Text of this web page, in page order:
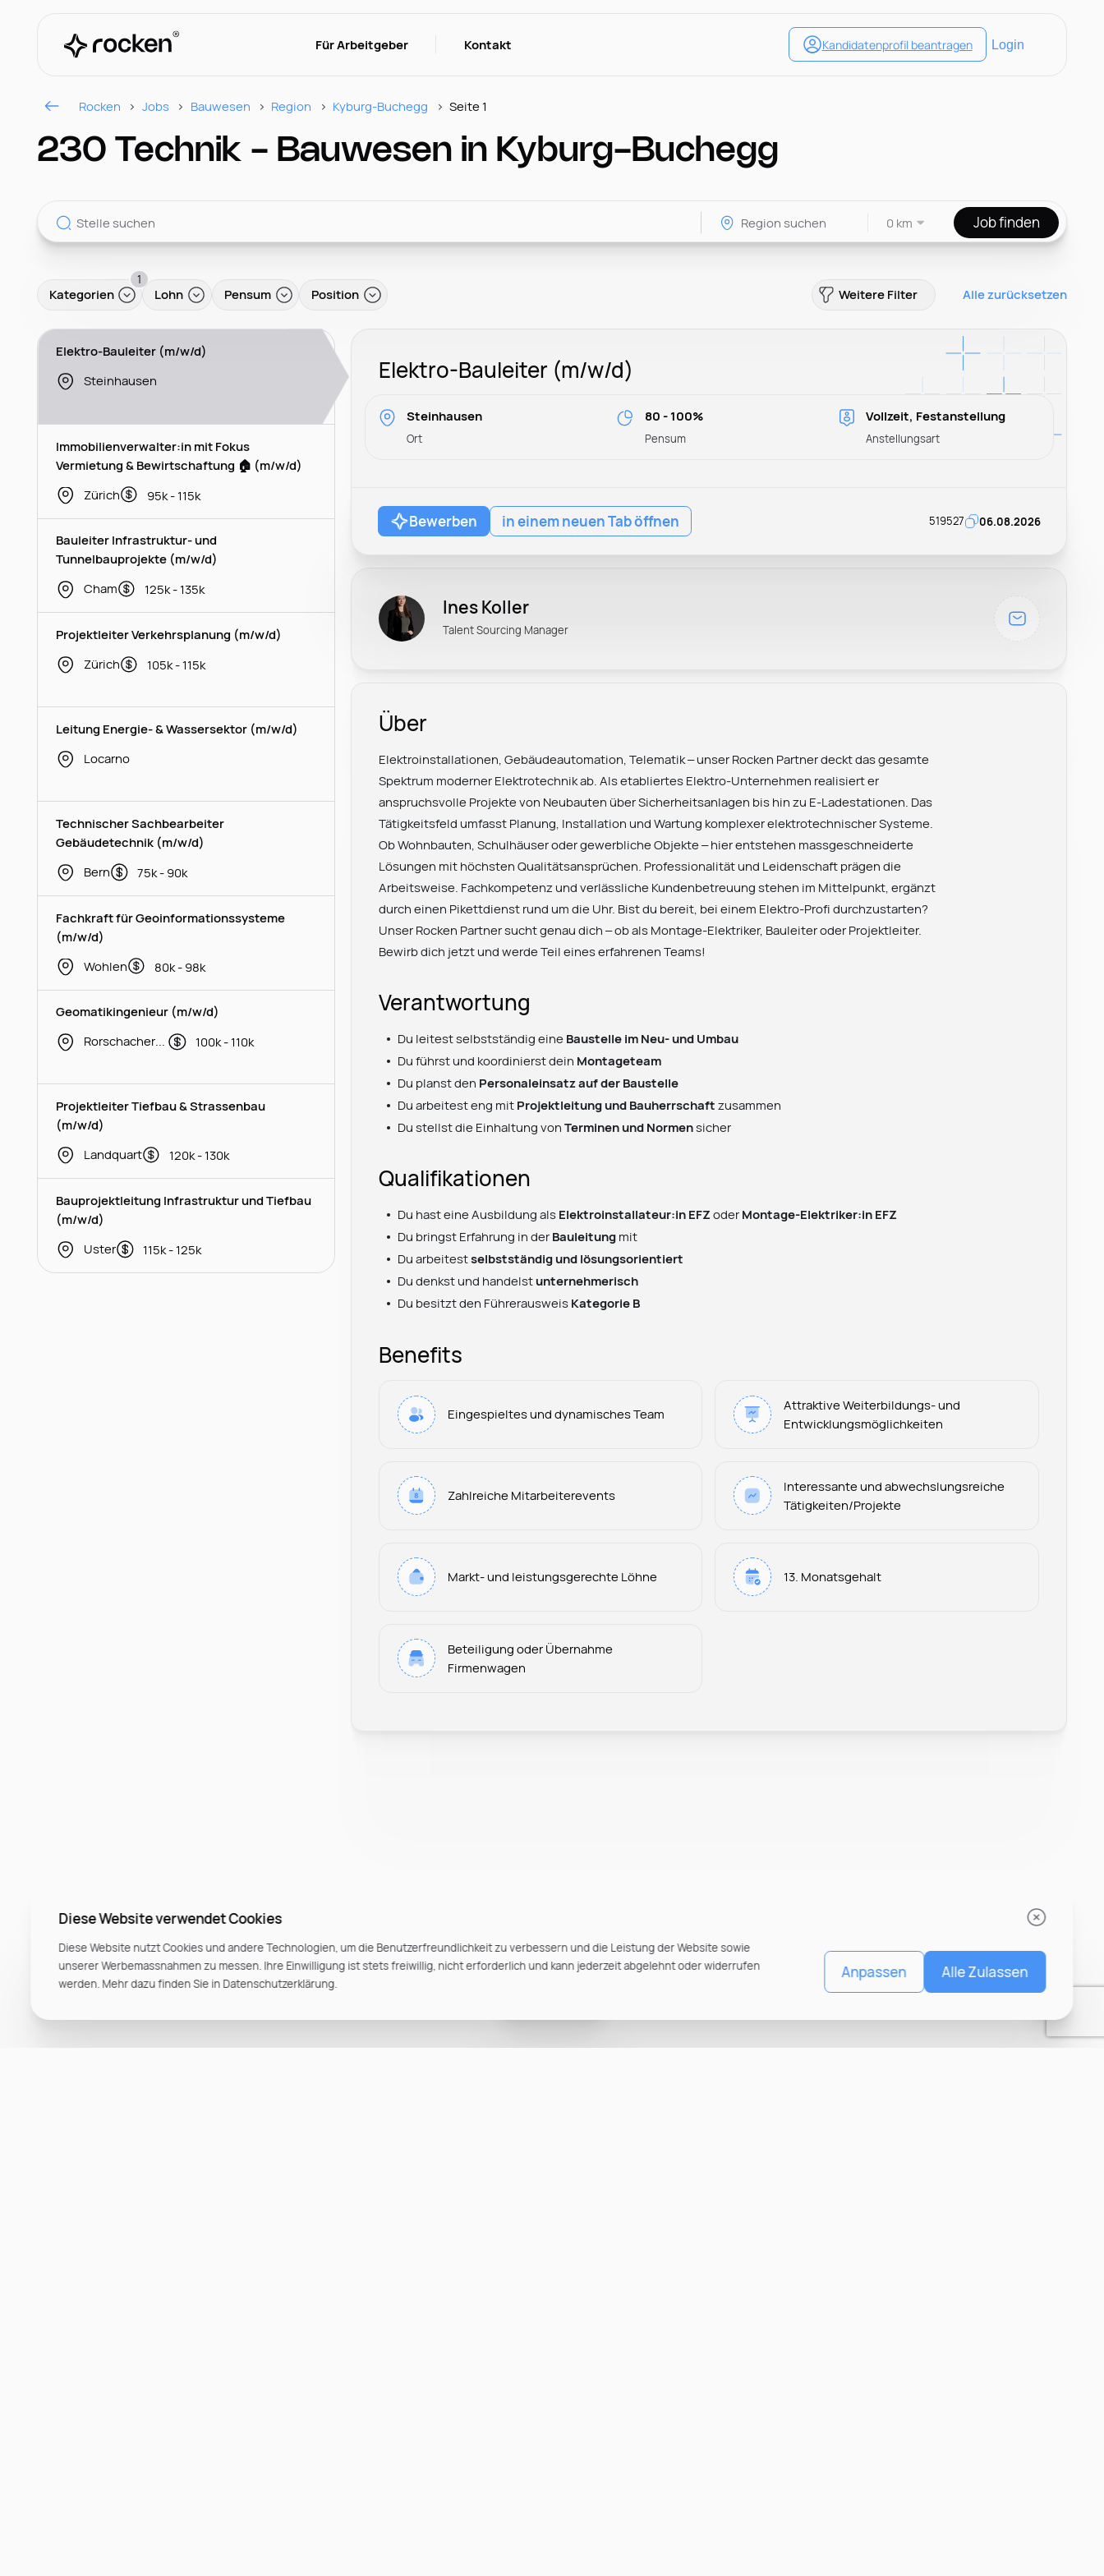
Für Arbeitgeber Kontakt
Rocken Jobs Bauwesen Region Kyburg-Buchegg Seite 1
230 Technik - Bauwesen in Kyburg-Buchegg
0 km Job finden
Kategorien
1
Lohn Pensum Position Weitere Filter Alle zurücksetzen
Elektro-Bauleiter (m/w/d)
Steinhausen
Immobilienverwalter:in mit Fokus
Vermietung & Bewirtschaftung 🏠 (m/w/d)
Zürich
95k - 115k
Bauleiter Infrastruktur- und
Tunnelbauprojekte (m/w/d)
Cham
125k - 135k
Projektleiter Verkehrsplanung (m/w/d)
Zürich
105k - 115k
Leitung Energie- & Wassersektor (m/w/d)
Locarno
Technischer Sachbearbeiter
Gebäudetechnik (m/w/d)
Bern
75k - 90k
Fachkraft für Geoinformationssysteme
(m/w/d)
Wohlen
80k - 98k
Geomatikingenieur (m/w/d)
Rorschacherberg
100k - 110k
Projektleiter Tiefbau & Strassenbau
(m/w/d)
Landquart
120k - 130k
Bauprojektleitung Infrastruktur und Tiefbau
(m/w/d)
Uster
115k - 125k
Elektro-Bauleiter (m/w/d)
Steinhausen
Ort
80 - 100%
Pensum
Vollzeit, Festanstellung
Anstellungsart
Bewerben in einem neuen Tab öffnen 519527 06.08.2026
Ines Koller
Talent Sourcing Manager
Über
Elektroinstallationen, Gebäudeautomation, Telematik – unser Rocken Partner deckt das gesamte
Spektrum moderner Elektrotechnik ab. Als etabliertes Elektro-Unternehmen realisiert er
anspruchsvolle Projekte von Neubauten über Sicherheitsanlagen bis hin zu E-Ladestationen. Das
Tätigkeitsfeld umfasst Planung, Installation und Wartung komplexer elektrotechnischer Systeme.
Ob Wohnbauten, Schulhäuser oder gewerbliche Objekte – hier entstehen massgeschneiderte
Lösungen mit höchsten Qualitätsansprüchen. Professionalität und Leidenschaft prägen die
Arbeitsweise. Fachkompetenz und verlässliche Kundenbetreuung stehen im Mittelpunkt, ergänzt
durch einen Pikettdienst rund um die Uhr. Bist du bereit, bei einem Elektro-Profi durchzustarten?
Unser Rocken Partner sucht genau dich – ob als Montage-Elektriker, Bauleiter oder Projektleiter.
Bewirb dich jetzt und werde Teil eines erfahrenen Teams!
Verantwortung
Du leitest selbstständig eine Baustelle im Neu- und Umbau
Du führst und koordinierst dein Montageteam
Du planst den Personaleinsatz auf der Baustelle
Du arbeitest eng mit Projektleitung und Bauherrschaft zusammen
Du stellst die Einhaltung vonTerminen und Normensicher
Qualifikationen
Du hast eine Ausbildung als Elektroinstallateur:in EFZ oder Montage-Elektriker:in EFZ
Du bringst Erfahrung in der Bauleitung mit
Du arbeitestselbstständig und lösungsorientiert
Du denkst und handelst unternehmerisch
Du besitzt den Führerausweis Kategorie B
Benefits
Eingespieltes und dynamisches Team
Attraktive Weiterbildungs- und
Entwicklungsmöglichkeiten
Zahlreiche Mitarbeiterevents
Interessante und abwechslungsreiche
Tätigkeiten/Projekte
Markt- und leistungsgerechte Löhne 13. Monatsgehalt
Beteiligung oder Übernahme
Firmenwagen
Diese Website verwendet Cookies
Diese Website nutzt Cookies und andere Technologien, um die Benutzerfreundlichkeit zu verbessern und die Leistung der Website sowie
unserer Werbemassnahmen zu messen. Ihre Einwilligung ist stets freiwillig, nicht erforderlich und kann jederzeit abgelehnt oder widerrufen
werden. Mehr dazu finden Sie in Datenschutzerklärung.
Anpassen Alle Zulassen